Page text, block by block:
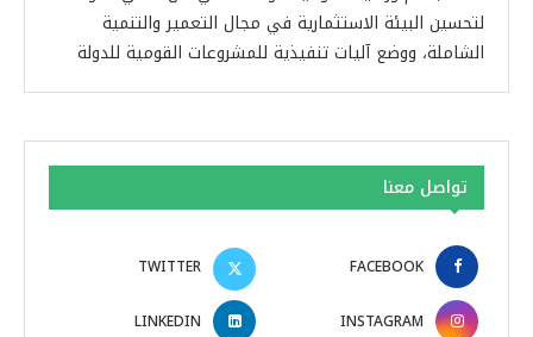
لتحسين البيئة الاستثمارية في مجال التعمير والتنمية
الشاملة، ووضع آليات تنفيذية للمشروعات القومية للدولة
تواصل معنا
FACEBOOK
TWITTER
INSTAGRAM
LINKEDIN